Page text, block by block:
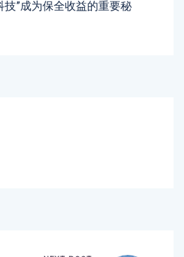
”成为保全收益的重要秘